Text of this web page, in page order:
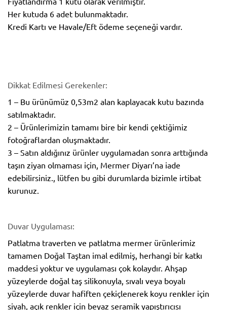
Her kutuda 6 adet bulunmaktadır.
Kredi Kartı ve Havale/Eft ödeme seçeneği vardır.
Dikkat Edilmesi Gerekenler:
1 – Bu ürünümüz 0,53m2 alan kaplayacak kutu bazında
satılmaktadır.
2 – Ürünlerimizin tamamı bire bir kendi çektiğimiz
fotoğraflardan oluşmaktadır.
3 – Satın aldığınız ürünler uygulamadan sonra arttığında
taşın ziyan olmaması için, Mermer Diyarı’na iade
edebilirsiniz., lütfen bu gibi durumlarda bizimle irtibat
kurunuz.
Duvar Uygulaması:
Patlatma traverten ve patlatma mermer ürünlerimiz
tamamen Doğal Taştan imal edilmiş, herhangi bir katkı
maddesi yoktur ve uygulaması çok kolaydır. Ahşap
yüzeylerde doğal taş silikonuyla, sıvalı veya boyalı
yüzeylerde duvar hafiften çekiçlenerek koyu renkler için
siyah, açık renkler için beyaz seramik yapıştırıcısı